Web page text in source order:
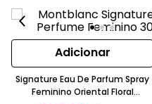
Adicionar
Signature Eau De Parfum Spray
Feminino Oriental Floral